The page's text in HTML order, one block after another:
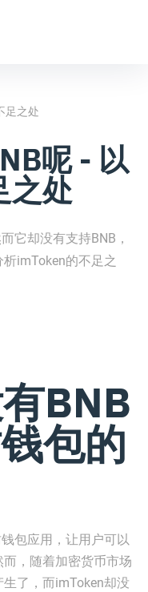
足之处
呢 - 以
之处
它却没有支持BNB，
imToken的不足之
BNB
包的
包应用，让用户可以
，随着加密货币市场
了，而imToken却没